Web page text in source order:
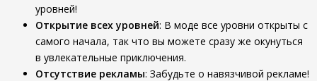
уровней!
Открытие всех уровней: В моде все уровни открыты с
самого начала, так что вы можете сразу же окунуться
в увлекательные приключения.
Отсутствие рекламы: Забудьте о навязчивой рекламе!